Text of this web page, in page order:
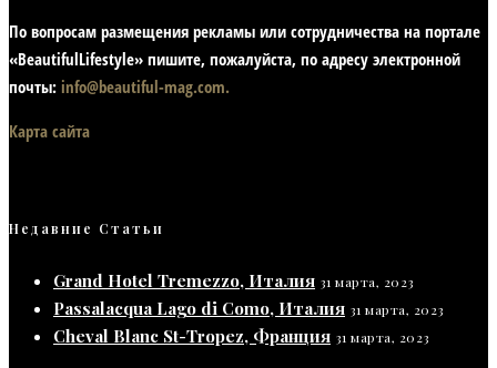
По вопросам размещения рекламы или сотрудничества на портале
«BeautifulLifestyle» пишите, пожалуйста, по адресу электронной
почты: info@beautiful-mag.com.
Карта сайта
Недавние Статьи
Grand Hotel Tremezzo, Италия 31 марта, 2023
Passalacqua Lago di Como, Италия 31 марта, 2023
Cheval Blanc St-Tropez, Франция 31 марта, 2023